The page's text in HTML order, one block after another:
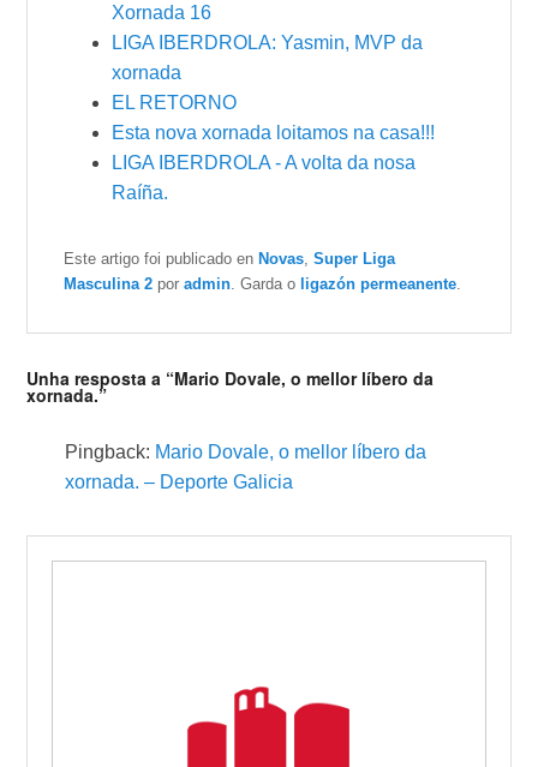
Xornada 16
LIGA IBERDROLA: Yasmin, MVP da
xornada
EL RETORNO
Esta nova xornada loitamos na casa!!!
LIGA IBERDROLA - A volta da nosa
Raíña.
Este artigo foi publicado en Novas ,Super Liga
Masculina 2 poradmin . Garda o ligazón permeanente
Unha resposta a “Mario Dovale, o mellor líbero da
xornada.”
Pingback: Mario Dovale, o mellor líbero da
xornada. – Deporte Galicia